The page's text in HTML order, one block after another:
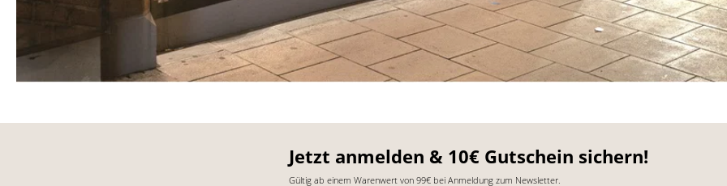
Jetzt anmelden & 10€ Gutschein sichern!
Gültig ab einem Warenwert von 99€ bei Anmeldung zum Newsletter.